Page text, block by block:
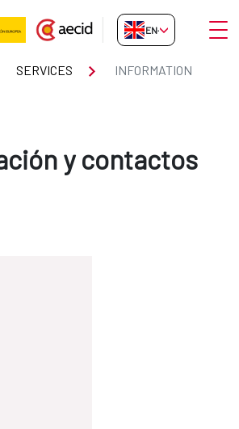
EN-GB
SERVICES INFORMATION
y contactos